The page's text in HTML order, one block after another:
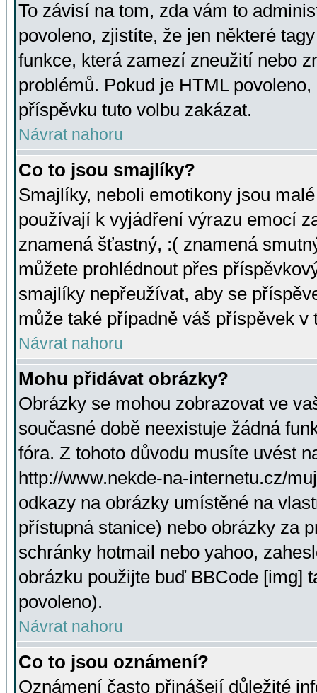
To závisí na tom, zda vám to
povoleno, zjistíte, že jen některé
funkce, která zamezí zneužití nebo
problémů. Pokud je HTML
příspěvku tuto volbu zakázat.
Návrat nahoru
Co to jsou smajlíky?
Smajlíky, neboli emotikony jsou
používají k vyjádření výrazu emocí
znamená šťastný, :( znamená
můžete prohlédnout přes
smajlíky nepřeužívat, aby se
může také případně váš příspěvek v
Návrat nahoru
Mohu přidávat obrázky?
Obrázky se mohou zobrazovat ve
současné době neexistuje žádná
fóra. Z tohoto důvodu musíte uvést
http://www.nekde-na-internetu.cz/
odkazy na obrázky umístěné na
přístupná stanice) nebo obrázky za
schránky hotmail nebo yahoo,
obrázku použijte buď BBCode [img]
povoleno).
Návrat nahoru
Co to jsou oznámení?
Oznámení často přinášejí důležité